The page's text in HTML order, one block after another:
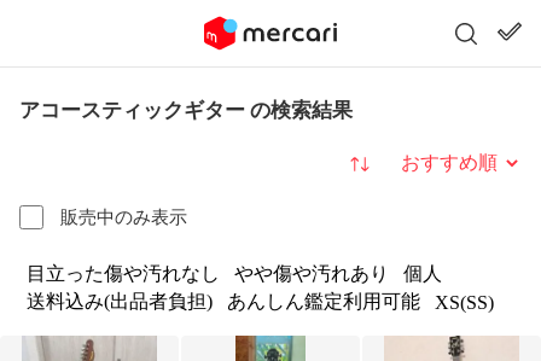
アコースティックギター の検索結果
販売中のみ表示
並び替え
目立った傷や汚れなし やや傷や汚れあり
個人
送料込み(出品者負担)
あんしん鑑定利用可能 XS(SS)